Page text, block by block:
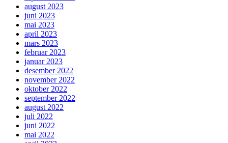
august 2023
juni 2023
mai 2023
april 2023
mars 2023
februar 2023
januar 2023
desember 2022
november 2022
oktober 2022
september 2022
august 2022
juli 2022
juni 2022
mai 2022